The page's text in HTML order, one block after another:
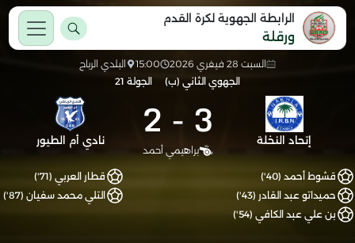
الرابطة الجهوية لكرة القدم
ورقلة
السبت 28 فيفري 2026 15:00
البلدي الرباح
الجهوي الثاني (ب)
الجولة 21
إتحاد النخلة 3
-
2
براهيمي أحمد
نادي أم الطيور
قشوط أحمد (40')
حميداتو عبد القادر (43')
بن علي عبد الكافي (54')
قطار العربي (71')
التلي محمد سفيان (87')